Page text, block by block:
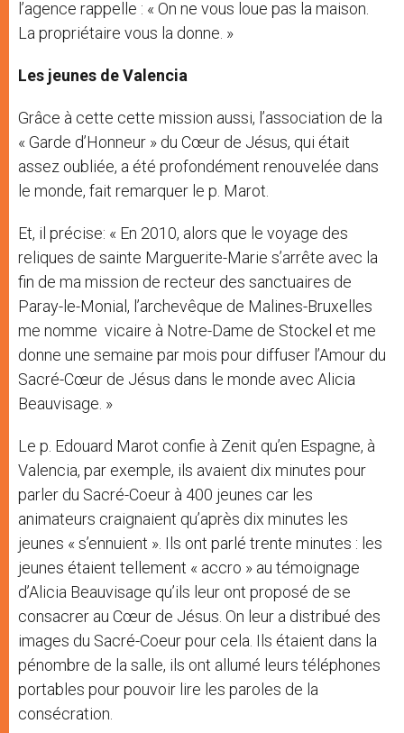
l’agence rappelle : « On ne vous loue pas la maison.
La propriétaire vous la donne. »
Les jeunes de Valencia
Grâce à cette cette mission aussi, l’association de la
« Garde d’Honneur » du Cœur de Jésus, qui était
assez oubliée, a été profondément renouvelée dans
le monde, fait remarquer le p. Marot.
Et, il précise: « En 2010, alors que le voyage des
reliques de sainte Marguerite-Marie s’arrête avec la
fin de ma mission de recteur des sanctuaires de
Paray-le-Monial, l’archevêque de Malines-Bruxelles
me nomme vicaire à Notre-Dame de Stockel et me
donne une semaine par mois pour diffuser l’Amour du
Sacré-Cœur de Jésus dans le monde avec Alicia
Beauvisage. »
Le p. Edouard Marot confie à Zenit qu’en Espagne, à
Valencia, par exemple, ils avaient dix minutes pour
parler du Sacré-Coeur à 400 jeunes car les
animateurs craignaient qu’après dix minutes les
jeunes « s’ennuient ». Ils ont parlé trente minutes : les
jeunes étaient tellement « accro » au témoignage
d’Alicia Beauvisage qu’ils leur ont proposé de se
consacrer au Cœur de Jésus. On leur a distribué des
images du Sacré-Coeur pour cela. Ils étaient dans la
pénombre de la salle, ils ont allumé leurs téléphones
portables pour pouvoir lire les paroles de la
consécration.